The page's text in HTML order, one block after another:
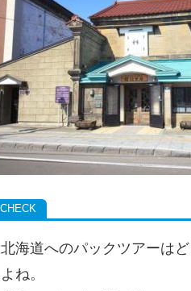
北海道へのパックツアーは
よね。